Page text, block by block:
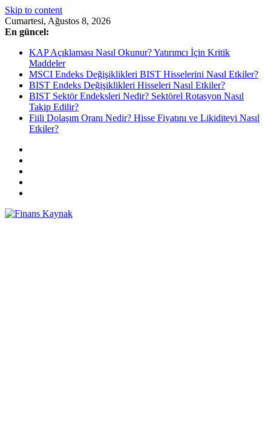
Skip to content
Cumartesi, Ağustos 8, 2026
En güncel:
KAP Açıklaması Nasıl Okunur? Yatırımcı İçin Kritik
Maddeler
MSCI Endeks Değişiklikleri BIST Hisselerini Nasıl Etkiler?
BIST Endeks Değişiklikleri Hisseleri Nasıl Etkiler?
BIST Sektör Endeksleri Nedir? Sektörel Rotasyon Nasıl
Takip Edilir?
Fiili Dolaşım Oranı Nedir? Hisse Fiyatını ve Likiditeyi Nasıl
Etkiler?